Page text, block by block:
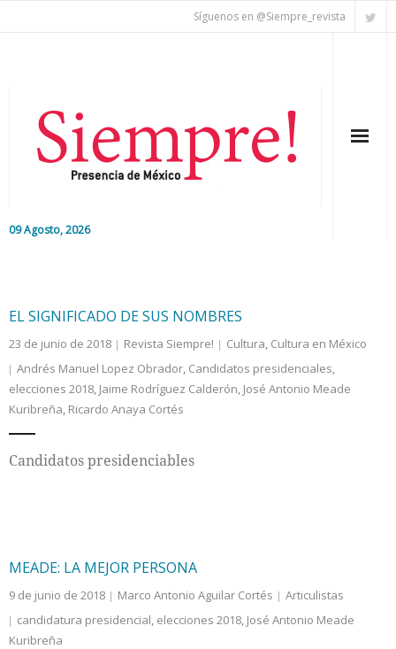
Síguenos en @Siempre_revista
09 Agosto, 2026
Nacional
Colaboradores
EL SIGNIFICADO DE SUS NOMBRES
23 de junio de 2018 Revista Siempre! Cultura, Cultura en México
Andrés Manuel Lopez Obrador, Candidatos presidenciales,
elecciones 2018, Jaime Rodríguez Calderón, José Antonio Meade
Kuribreña, Ricardo Anaya Cortés
Candidatos presidenciables
MEADE: LA MEJOR PERSONA
9 de junio de 2018 Marco Antonio Aguilar Cortés
Articulistas
candidatura presidencial, elecciones 2018, José Antonio Meade
Kuribreña